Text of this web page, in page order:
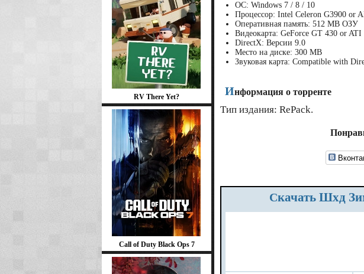
RV There Yet?
Call of Duty Black Ops 7
ОС: Windows 7 / 8 / 10
Процессор: Intel Celeron G3900 or
Оперативная память: 512 MB ОЗУ
Видеокарта: GeForce GT 430 or ATI
DirectX: Версии 9.0
Место на диске: 300 MB
Звуковая карта: Compatible with
Информация о торренте
Тип издания: RePack.
Скачать Шхд